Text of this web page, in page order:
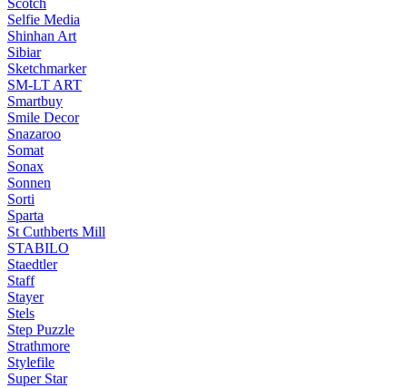
Scotch
Selfie Media
Shinhan Art
Sibiar
Sketchmarker
SM-LT ART
Smartbuy
Smile Decor
Snazaroo
Somat
Sonax
Sonnen
Sorti
Sparta
St Cuthberts Mill
STABILO
Staedtler
Staff
Stayer
Stels
Step Puzzle
Strathmore
Stylefile
Super Star